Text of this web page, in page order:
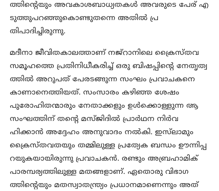
ത്തിന്‍റെയും അവകാശബാധ്യതകള്‍ അവരുടെ പേര് എ
ടുത്തുപറഞ്ഞുകൊണ്ടുതന്നെ അതില്‍ പ്ര
തിപാദിച്ചിരുന്നു.
മദീനാ ജീവിതകാലത്താണ് നജ്‌റാനിലെ ക്രൈസ്തവ
സമൂഹത്തെ പ്രതിനിധീകരിച്ച് ഒരു ബിഷപ്പിന്‍റെ നേതൃത്വ
ത്തില്‍ അറുപത് പേരടങ്ങുന്ന സംഘം പ്രവാചകനെ
കാണാനെത്തിയത്. സംസാരം കഴിഞ്ഞ ശേഷം
പുരോഹിതന്മാരും നേതാക്കളും ഉള്‍ക്കൊള്ളുന്ന ആ
സംഘത്തിന് തന്‍റെ മസ്ജിദില്‍ പ്രാര്‍ഥന നിര്‍വ
ഹിക്കാന്‍ അദ്ദേഹം അനുവാദം നല്‍കി. ഇസ്‌ലാമും
ക്രൈസ്തവതയും തമ്മിലുള്ള പ്രത്യേക ബന്ധം ഊന്നിപ്പ
റയുകയായിരുന്നു പ്രവാചകന്‍. രണ്ടും അബ്രഹാമിക്
പാരമ്പര്യത്തിലുള്ള മതങ്ങളാണ്. ഏതൊരു വിഭാഗ
ത്തിന്‍റെയും മതസ്വാതന്ത്ര്യം പ്രധാനമാണെന്നും അത്